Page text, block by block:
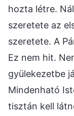
hozta létre.
szeretete az
szeretete. A
Ez nem hit.
gyülekezetbe
Mindenható
tisztán kell